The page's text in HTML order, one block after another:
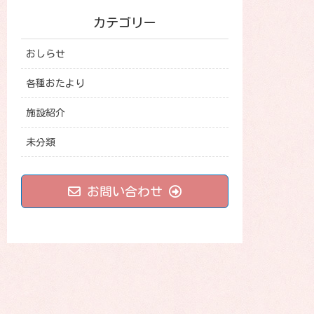
カテゴリー
おしらせ
各種おたより
施設紹介
未分類
お問い合わせ